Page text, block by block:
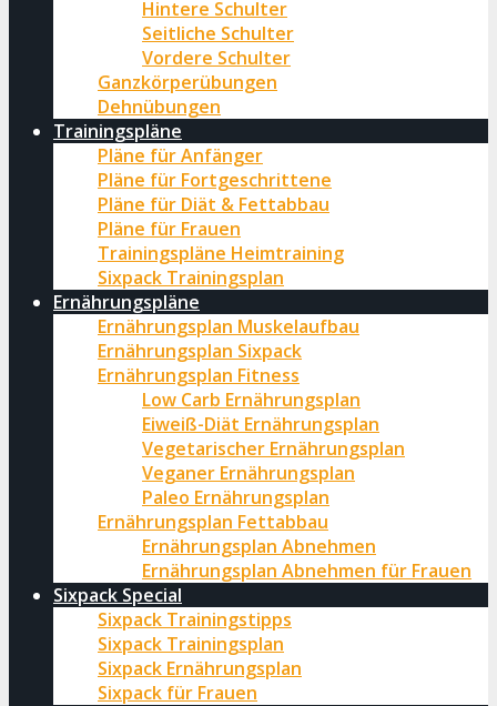
Hintere Schulter
Seitliche Schulter
Vordere Schulter
Ganzkörperübungen
Dehnübungen
Trainingspläne
Pläne für Anfänger
Pläne für Fortgeschrittene
Pläne für Diät & Fettabbau
Pläne für Frauen
Trainingspläne Heimtraining
Sixpack Trainingsplan
Ernährungspläne
Ernährungsplan Muskelaufbau
Ernährungsplan Sixpack
Ernährungsplan Fitness
Low Carb Ernährungsplan
Eiweiß-Diät Ernährungsplan
Vegetarischer Ernährungsplan
Veganer Ernährungsplan
Paleo Ernährungsplan
Ernährungsplan Fettabbau
Ernährungsplan Abnehmen
Ernährungsplan Abnehmen für Frauen
Sixpack Special
Sixpack Trainingstipps
Sixpack Trainingsplan
Sixpack Ernährungsplan
Sixpack für Frauen